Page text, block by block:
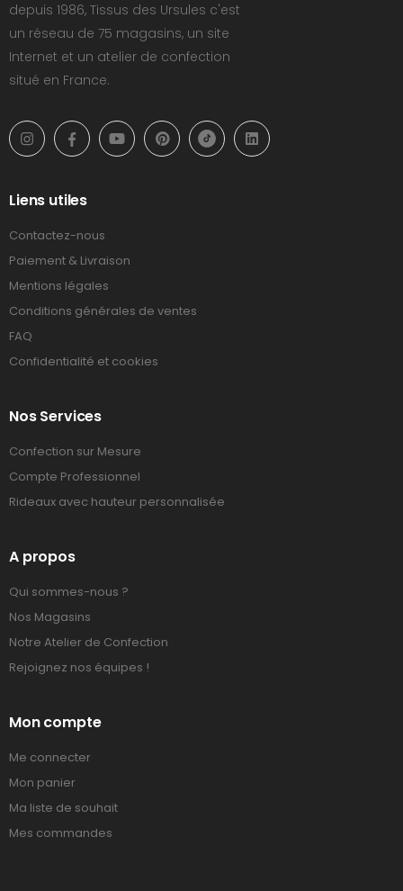
depuis 1986, Tissus des Ursules c'est
un réseau de 75 magasins, un site
Internet et un atelier de confection
situé en France.
Liens utiles
Contactez-nous
Paiement & Livraison
Mentions légales
Conditions générales de ventes
FAQ
Confidentialité et cookies
Nos Services
Confection sur Mesure
Compte Professionnel
Rideaux avec hauteur personnalisée
A propos
Qui sommes-nous ?
Nos Magasins
Notre Atelier de Confection
Rejoignez nos équipes !
Mon compte
Me connecter
Mon panier
Ma liste de souhait
Mes commandes